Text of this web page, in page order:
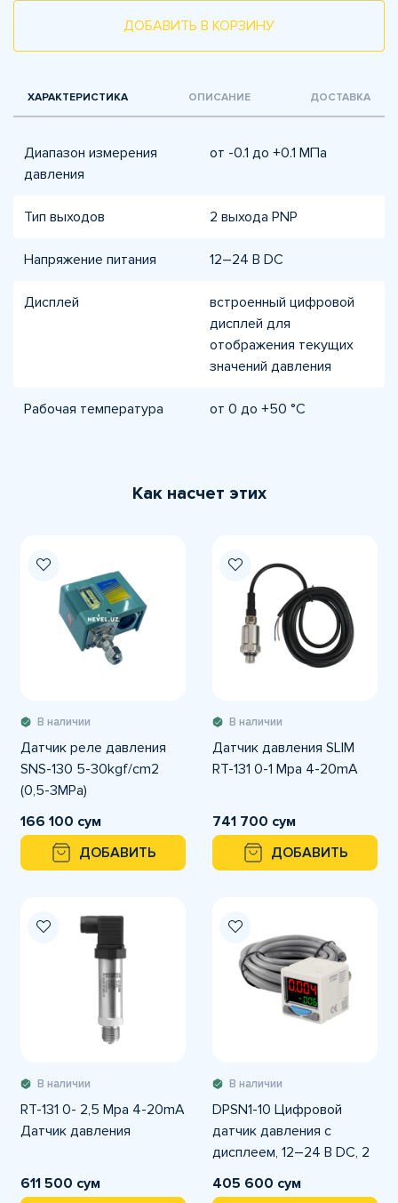
ДОБАВИТЬ В КОРЗИНУ
ХАРАКТЕРИСТИКА ОПИСАНИЕ ДОСТАВКА
Диапазон измерения
давления
от -0.1 до +0.1 МПа
Тип выходов 2 выхода PNP
Напряжение питания 12–24 В DC
Дисплей
встроенный цифровой
дисплей для
отображения текущих
значений давления
Рабочая температура от 0 до +50 °C
Как насчет этих
В наличии
Датчик реле давления
SNS-130 5-30kgf/cm2
(0,5-3MPa)
166 100 сум
ДОБАВИТЬ
В наличии
Датчик давления SLIM
RT-131 0-1 Mpa 4-20mA
741 700 сум
ДОБАВИТЬ
В наличии
RT-131 0- 2,5 Mpa 4-20mA
Датчик давления
611 500 сум
В наличии
DPSN1-10 Цифровой
датчик давления с
дисплеем, 12–24 В DC, 2
выхода NPN, диапазон
-0.1…+1.0 MPa
405 600 сум